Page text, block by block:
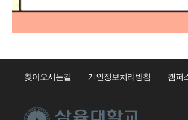
찾아오시는길 개인정보처리방침 캠퍼